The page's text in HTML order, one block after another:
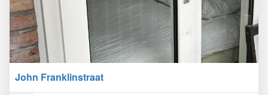
John Franklinstraat